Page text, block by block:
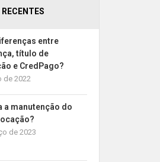
RECENTES
entre
título de
e CredPago?
de 2022
a manutenção do
de 2023